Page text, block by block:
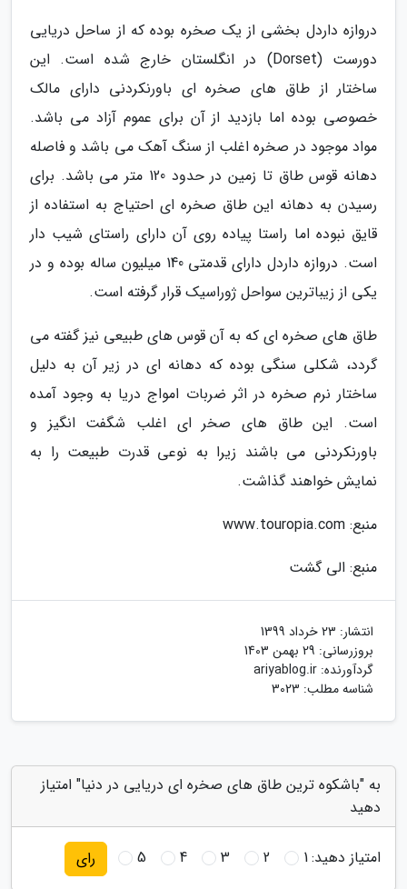
دروازه داردل بخشی از یک صخره بوده که از ساحل دریایی
دورست (Dorset) در انگلستان خارج شده است. این
ساختار از طاق های صخره ای باورنکردنی دارای مالک
خصوصی بوده اما بازدید از آن برای عموم آزاد می باشد.
مواد موجود در صخره اغلب از سنگ آهک می باشد و فاصله
دهانه قوس طاق تا زمین در حدود 120 متر می باشد. برای
رسیدن به دهانه این طاق صخره ای احتیاج به استفاده از
قایق نبوده اما راستا پیاده روی آن دارای راستای شیب دار
است. دروازه داردل دارای قدمتی 140 میلیون ساله بوده و در
یکی از زیباترین سواحل ژوراسیک قرار گرفته است.
طاق های صخره ای که به آن قوس های طبیعی نیز گفته می
گردد، شکلی سنگی بوده که دهانه ای در زیر آن به دلیل
ساختار نرم صخره در اثر ضربات امواج دریا به وجود آمده
است. این طاق های صخر ای اغلب شگفت انگیز و
باورنکردنی می باشند زیرا به نوعی قدرت طبیعت را به
نمایش خواهند گذاشت.
منبع: www.touropia.com
منبع: الی گشت
انتشار: 23 خرداد 1399
بروزرسانی: 29 بهمن 1403
گردآورنده: ariyablog.ir
شناسه مطلب: 3023
به "باشکوه ترین طاق های صخره ای دریایی در دنیا" امتیاز
دهید
امتیاز دهید:1
2
3
4
5 رای